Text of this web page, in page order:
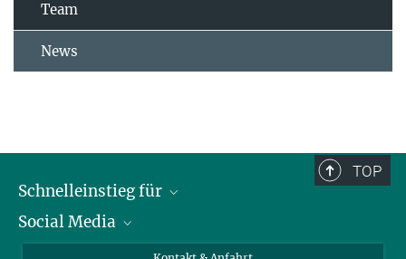
Team
News
TOP
Schnelleinstieg für
Journalist*innen
Social Media